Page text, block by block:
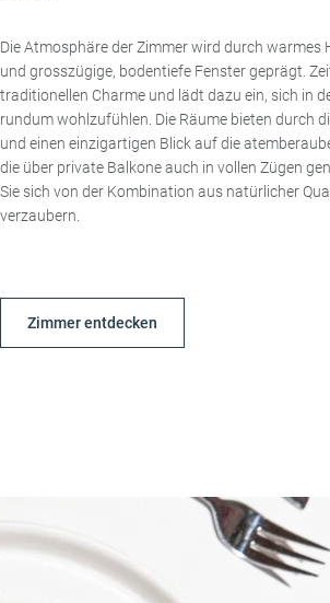
Die Atmosphäre der Zimmer wird durch warmes
und grosszügige, bodentiefe Fenster geprägt.
traditionellen Charme und lädt dazu ein, sich in
rundum wohlzufühlen. Die Räume bieten durch
und einen einzigartigen Blick auf die
die über private Balkone auch in vollen Zügen
Sie sich von der Kombination aus natürlicher
verzaubern.
Zimmer entdecken